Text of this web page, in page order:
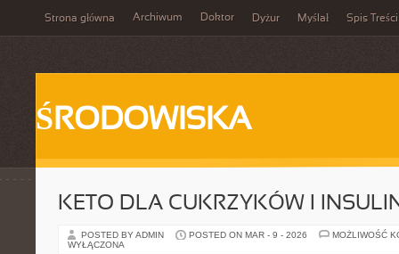
Strona główna Archiwum Doktor Dyżur Myślał Spis Treści
ŚRODOWISKA
KETO DLA CUKRZYKÓW I
POSTED BY ADMIN POSTED ON MAR - 9 - 2026
MOŻLIWOŚĆ
WYŁĄCZONA